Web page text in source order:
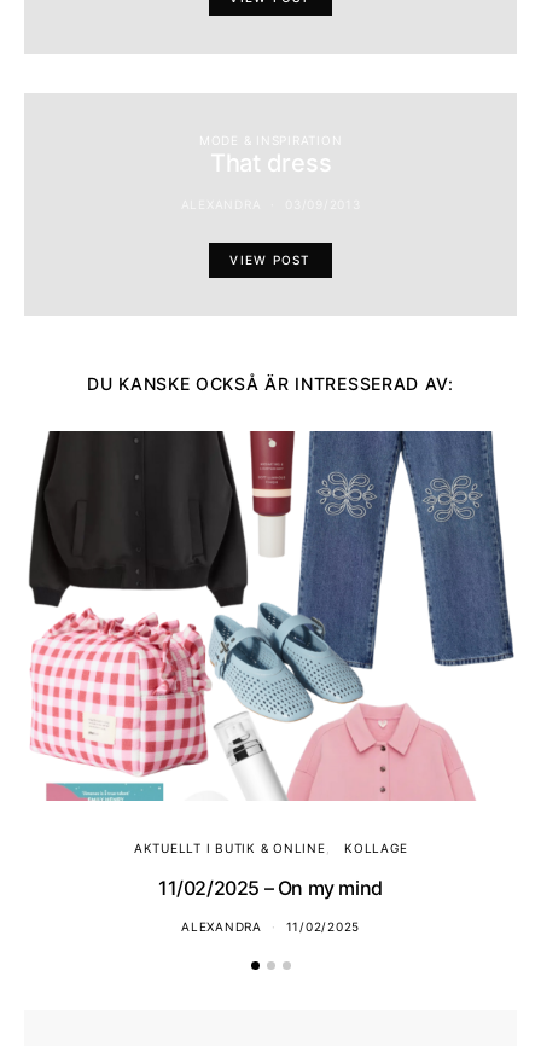
MODE & INSPIRATION
That dress
VIEW POST
DU KANSKE OCKSÅ ÄR INTRESSERAD AV:
AKTUELLT I BUTIK & ONLINE KOLLAGE
11/02/2025 – On my mind
ALEXANDRA 11/02/2025